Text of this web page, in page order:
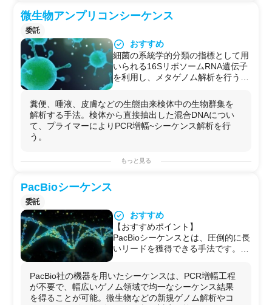
試験を外部BSL2環境で実施したい場合
試薬調製/タンパク定量(BCAアッセイ)
イムPCR
気泳動/核酸抽出/RNA抽出 DNA抽出
ム精製
in vitro試験/DNAシーケンス解析 /DNAマイクロア
レイ解析/
ライブラリー調製/遺伝子組み換え/遺伝子編集
(CRISPR-Cas9) /ノックダウン実験(siRNA導入)/核酸導入/
蛍光染色/ 免疫染色
/他
用途例
・臨床検体 網羅的な遺伝子発現量の解析
・化合物や開発品の効果/薬効の解析や作用メカニズム
理
の解析
・ HTS
安全性試験
エクソソーム
微生物アンプリコンシーケンス
委託
おすすめ
細菌の系統学的分類の指標として用
いられる16SリボソームRNA遺伝子
を利用し、メタゲノム解析を行うこ
ことが出来る。
皮膚、糞便、唾液のサンプルから解
析を行うことが可能である。
細菌叢の解析は、アレルギーなどの
一つである。
糞便、唾液、皮膚などの生態由来検体中の生物群集を
解析する手法。検体から直接抽出した混合DNAについ
て、プライマーによりPCR増幅~シーケンス解析を行
う。
もっと見る
PacBioシーケンス
委託
おすすめ
【おすすめポイント】
PacBioシーケンスとは、圧倒的に長
いリードを獲得できる手法です。
10kb以上のシーケンスを行うことが
できるため、細菌の完全長ゲノム配
列の作成を可能です。
PacBio社の機器を用いたシーケンスは、PCR増幅工程
が不要で、幅広いゲノム領域で均一なシーケンス結果
を得ることが可能。微生物などの新規ゲノム解析やコ